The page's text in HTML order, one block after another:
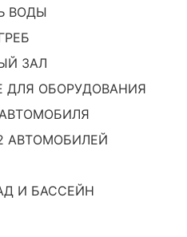
ВОДЫ
ЗАЛ
ОБОРУДОВАНИЯ
АВТОМОБИЛЕЙ
И БАССЕЙН